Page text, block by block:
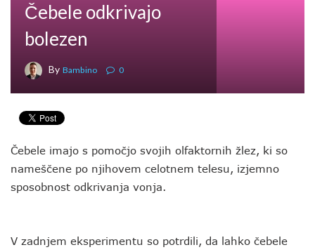
Čebele odkrivajo
bolezen
By Bambino 0
Čebele imajo s pomočjo svojih olfaktornih žlez, ki so
nameščene po njihovem celotnem telesu, izjemno
sposobnost odkrivanja vonja.
V zadnjem eksperimentu so potrdili, da lahko čebele